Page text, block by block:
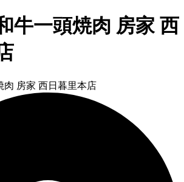
牛一頭焼肉 房家 西
肉 房家 西日暮里本店